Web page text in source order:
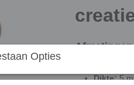
Afmetingen
Dikte:5
Opties